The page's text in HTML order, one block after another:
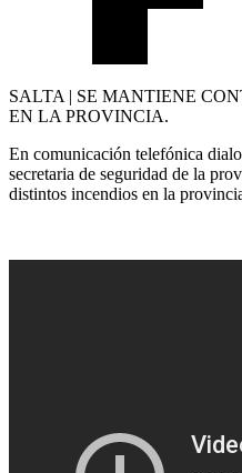
SALTA | SE MANTIENE
EN LA PROVINCIA.
En comunicación telefónica
secretaria de seguridad de la
distintos incendios en la